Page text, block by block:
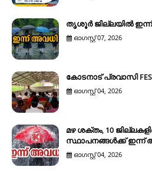
തൃശൂർ ജില്ലയിൽ ഇന്ന്
ഓഗസ്റ്റ് 07, 2026
കോടനാട് പ്രവാസി
ഓഗസ്റ്റ് 04, 2026
മഴ ശക്തം, 10
സ്ഥാപനങ്ങൾക്ക് ഇന്ന്
ഓഗസ്റ്റ് 04, 2026